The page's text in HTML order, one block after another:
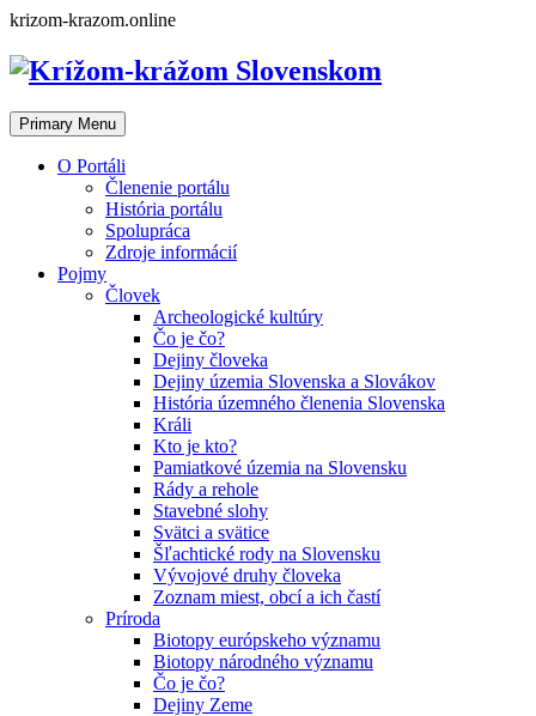
Skip
content
krizom-krazom.online
Primary Menu
O Portáli
Členenie portálu
História portálu
Spolupráca
Zdroje informácií
Pojmy
Človek
Archeologické kultúry
Čo je čo?
Dejiny človeka
Dejiny územia Slovenska a Slovákov
História územného členenia Slovenska
Králi
Kto je kto?
Pamiatkové územia na Slovensku
Rády a rehole
Stavebné slohy
Svätci a svätice
Šľachtické rody na Slovensku
Vývojové druhy človeka
Zoznam miest, obcí a ich častí
Príroda
Biotopy európskeho významu
Biotopy národného významu
Čo je čo?
Dejiny Zeme